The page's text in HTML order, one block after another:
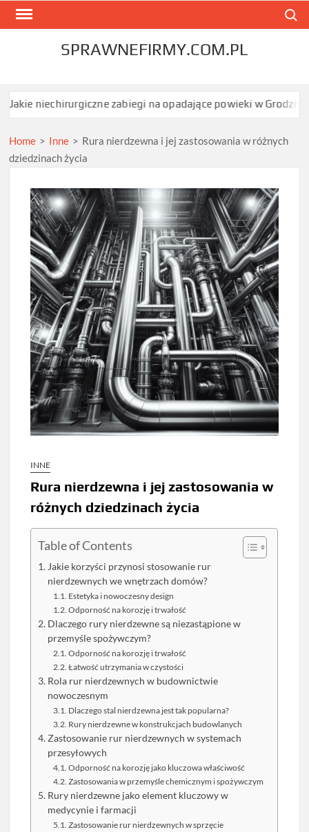
Skip
SPRAWNEFIRMY.COM.PL
zabiegi na opadające powieki w Grodzisku
Home > Inne > Rura nierdzewna i jej zastosowania w różnych
dziedzinach życia
INNE
Rura nierdzewna i jej zastosowania w
różnych dziedzinach życia
Table of Contents
Jakie korzyści przynosi stosowanie rur
nierdzewnych we wnętrzach domów?
Estetyka i nowoczesny design
Odporność na korozję i trwałość
Dlaczego rury nierdzewne są niezastąpione w
przemyśle spożywczym?
Odporność na korozję i trwałość
Łatwość utrzymania w czystości
Rola rur nierdzewnych w budownictwie
nowoczesnym
Dlaczego stal nierdzewna jest tak popularna?
Rury nierdzewne w konstrukcjach budowlanych
Zastosowanie rur nierdzewnych w systemach
przesyłowych
Odporność na korozję jako kluczowa właściwość
Zastosowania w przemyśle chemicznym i spożywczym
Rury nierdzewne jako element kluczowy w
medycynie i farmacji
Zastosowanie rur nierdzewnych w sprzęcie